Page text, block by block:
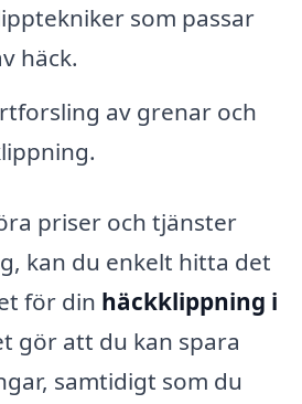
som passar
häck.
av grenar och
priser och tjänster
kan du enkelt hitta det
för din häckklippning i
gör att du kan spara
samtidigt som du